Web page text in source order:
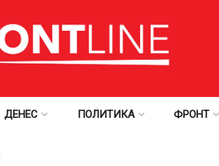
ДЕНЕС ПОЛИТИКА ФРОНТ